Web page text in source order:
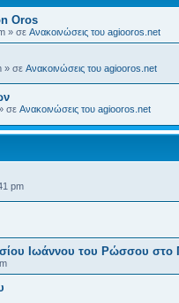
Oros
» σε Ανακοινώσεις του agiooros.net
» σε Ανακοινώσεις του agiooros.net
σε Ανακοινώσεις του agiooros.net
pm
Ιωάννου του Ρώσσου στο